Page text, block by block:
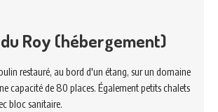
Roy (hébergement)
restauré, au bord d'un étang, sur un domaine
capacité de 80 places. Également petits chalets
bloc sanitaire.